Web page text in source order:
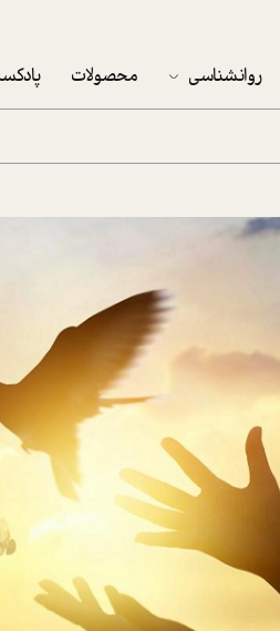
روانشناسی محصولات